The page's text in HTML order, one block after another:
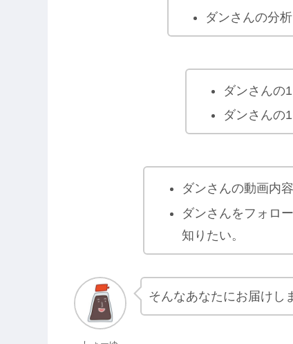
ダンさんの分
ダンさんの
ダンさんの
ダンさんの動画内
ダンさんをフォロ
知りたい。
そんなあなたにお届けし